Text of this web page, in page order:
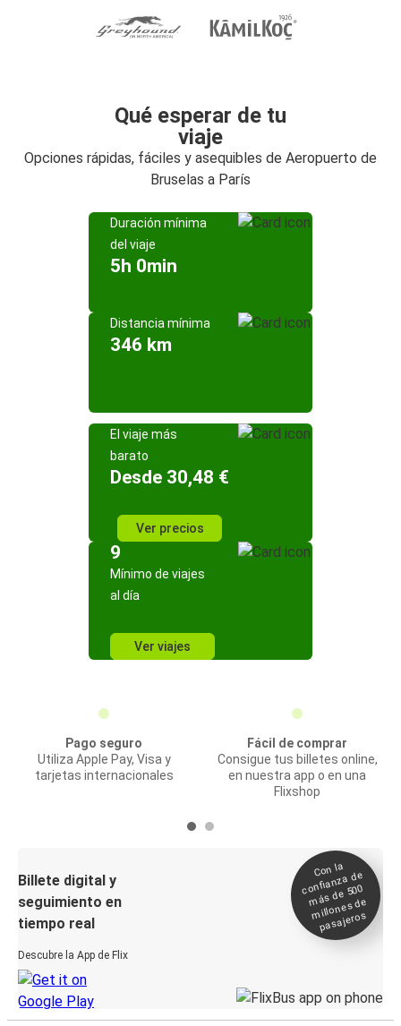
Qué esperar de tu
viaje
Opciones rápidas, fáciles y asequibles de Aeropuerto de
Bruselas a París
Duración mínima
del viaje
5h 0min
Distancia mínima
346 km
El viaje más
barato
Desde 30,48 €
Ver precios
9
Mínimo de viajes
al día
Ver viajes
Pago seguro
Utiliza Apple Pay, Visa y
tarjetas internacionales
Fácil de comprar
Consigue tus billetes online,
en nuestra app o en una
Flixshop
Billete digital y
seguimiento en
tiempo real
Descubre la App de Flix
Con la
confianza de
más de 500
millones de
pasajeros